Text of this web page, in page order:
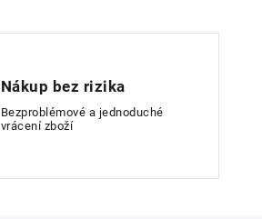
Nákup bez rizika
Bezproblémové a jednoduché
vrácení zboží